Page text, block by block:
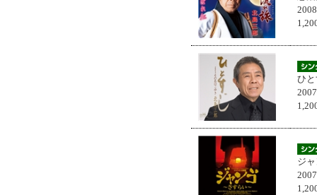
ひ
ジ